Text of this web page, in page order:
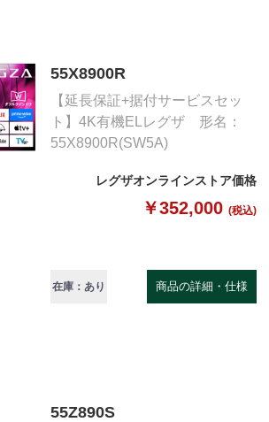
55X8900R
【延長保証+据付サービスセッ
ト】4K有機ELレグザ 形名：
55X8900R(SW5A)
レグザオンラインストア価格
￥352,000 (税込)
在庫：あり 商品の詳細・仕様
55Z890S